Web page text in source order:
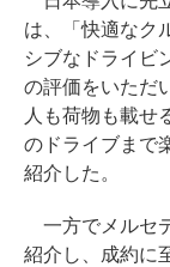
は、「快適なク
シブなドライビ
の評価をいただ
人も荷物も載せ
のドライブまで
紹介した。
一方でメルセ
紹介し、成約に